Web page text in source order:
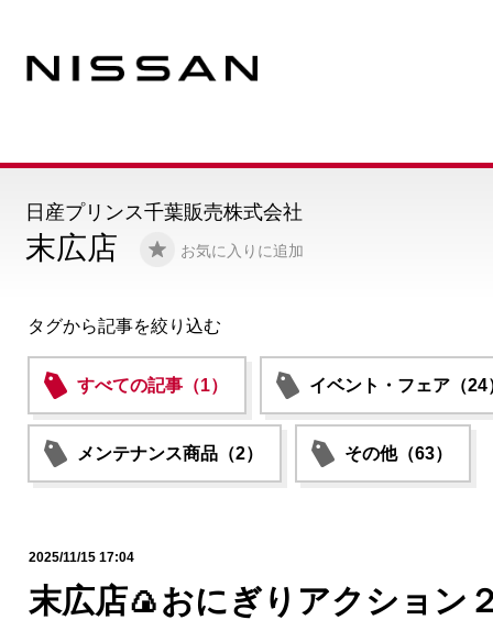
末広店 お気に入りに追加
日産プリンス千葉販売株式会社
タグから記事を絞り込む
すべての記事（1） イベント・フェア（24
メンテナンス商品（2） その他（63）
2025/11/15 17:04
末広店🍙おにぎりアクション